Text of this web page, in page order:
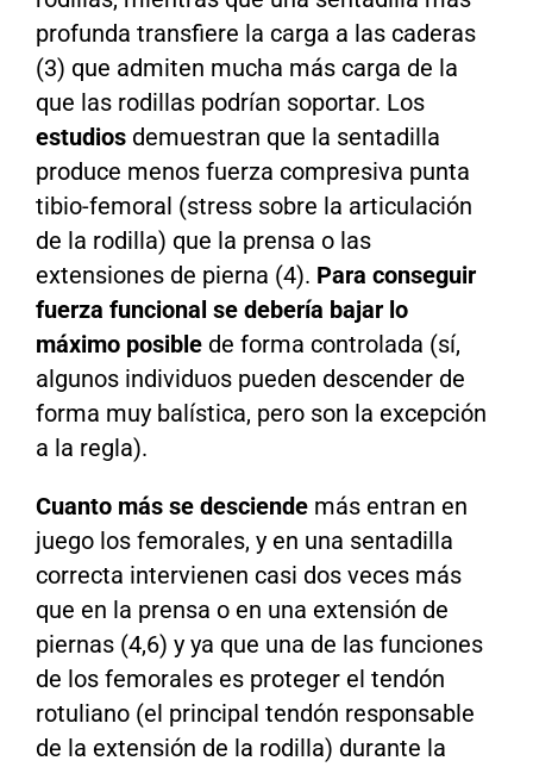
profunda transfiere la carga a las caderas
(3) que admiten mucha más carga de la
que las rodillas podrían soportar. Los
estudiosdemuestran que la sentadilla
produce menos fuerza compresiva punta
tibio-femoral (stress sobre la articulación
de la rodilla) que la prensa o las
extensiones de pierna (4). Para conseguir
fuerza funcional se debería bajar lo
máximo posiblede forma controlada (sí,
algunos individuos pueden descender de
forma muy balística, pero son la excepción
a la regla).
Cuanto más se desciendemás entran en
juego los femorales, y en una sentadilla
correcta intervienen casi dos veces más
que en la prensa o en una extensión de
piernas (4,6) y ya que una de las funciones
de los femorales es proteger el tendón
rotuliano (el principal tendón responsable
de la extensión de la rodilla) durante la